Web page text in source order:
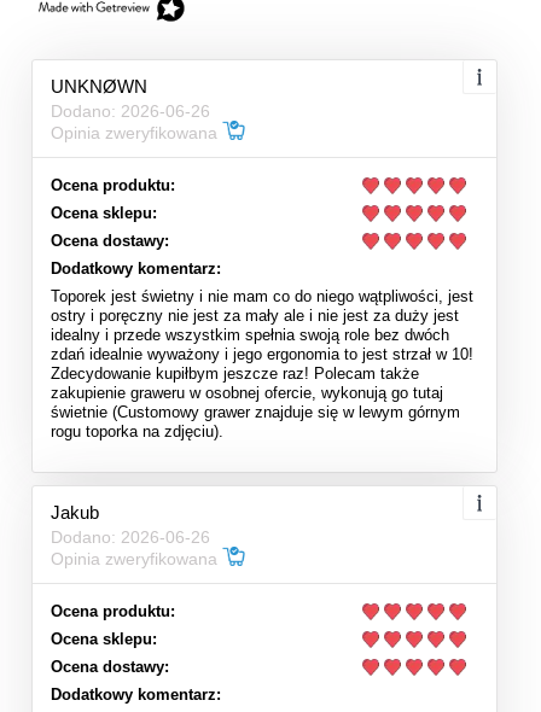
UNKNØWN
Dodano: 2026-06-26
Opinia zweryfikowana
Ocena produktu:
Ocena sklepu:
Ocena dostawy:
Dodatkowy komentarz:
Toporek jest świetny i nie mam co do niego wątpliwości, jest
ostry i poręczny nie jest za mały ale i nie jest za duży jest
idealny i przede wszystkim spełnia swoją role bez dwóch
zdań idealnie wyważony i jego ergonomia to jest strzał w 10!
Zdecydowanie kupiłbym jeszcze raz! Polecam także
zakupienie graweru w osobnej ofercie, wykonują go tutaj
świetnie (Customowy grawer znajduje się w lewym górnym
rogu toporka na zdjęciu).
Jakub
Dodano: 2026-06-26
Opinia zweryfikowana
Ocena produktu:
Ocena sklepu:
Ocena dostawy:
Dodatkowy komentarz: